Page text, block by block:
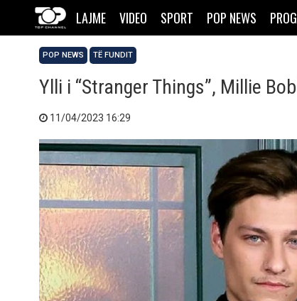
LAJME VIDEO SPORT POP NEWS
POP NEWS TË FUNDIT
Ylli i “Stranger Things”, Millie
11/04/2023 16:29